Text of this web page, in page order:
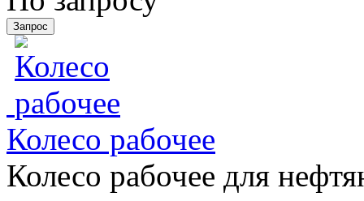
Колесо рабочее
Колесо рабочее для